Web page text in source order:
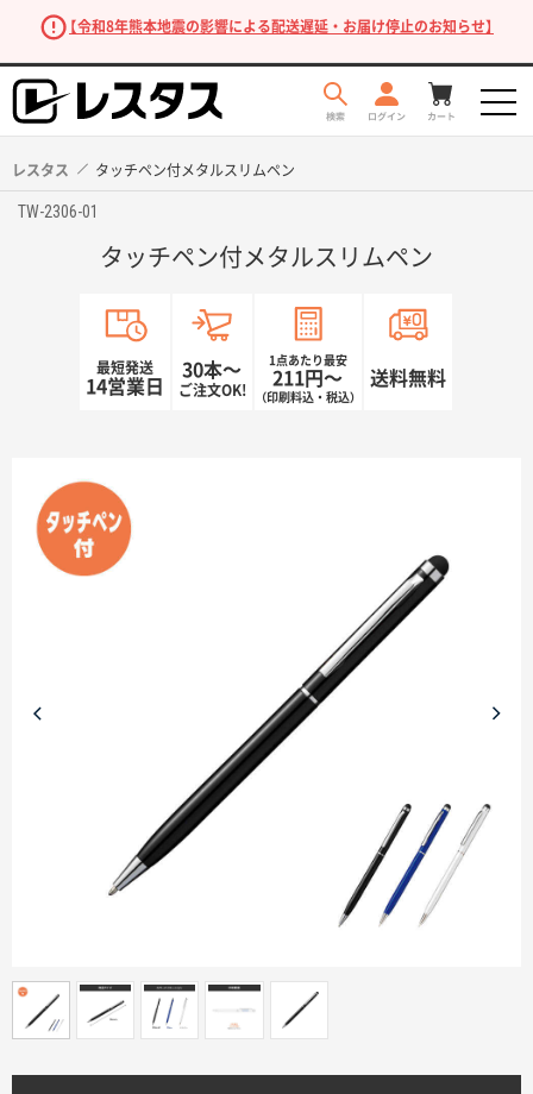
【令和8年熊本地震の影響による配送遅延・お届け停止のお知らせ】
目的・シーンから探す
印刷色から探す
サイトメニュー
レスタス タッチペン付メタルスリムペン
TW-2306-01
タッチペン付メタルスリムペン
最短発送
14営業日
30本〜
ご注文OK!
1点あたり最安
211円〜
（印刷料込・税込）
送料無料